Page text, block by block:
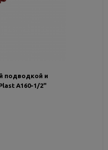
подводкой и
A160-1/2"